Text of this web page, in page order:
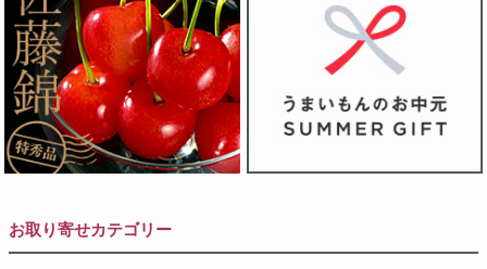
お取り寄せカテゴリー